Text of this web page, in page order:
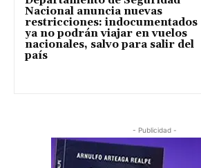
Nacional anuncia nuevas
restricciones: indocumentados
ya no podrán viajar en vuelos
nacionales, salvo para salir del
país
- Publicidad -